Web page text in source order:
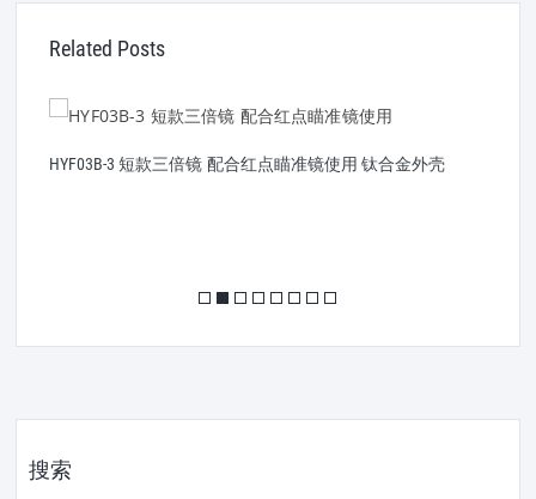
Related Posts
HYF03B-3 短款三倍镜 配合红点瞄准镜使用 钛合金外壳
搜索